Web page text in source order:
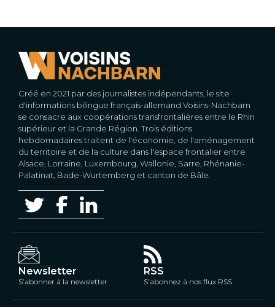
Créé en 2021 par des journalistes indépendants, le site
d'informations bilingue français-allemand Voisins-Nachbarn
se consacre aux coopérations transfrontalières entre le Rhin
supérieur et la Grande Région. Trois éditions
hebdomadaires traitent de l'économie, de l'aménagement
du territoire et de la culture dans l'espace frontalier entre
Alsace, Lorraine, Luxembourg, Wallonie, Sarre, Rhénanie-
Palatinat, Bade-Wurtemberg et canton de Bâle.
Newsletter
S’abonner à la newsletter
RSS
S’abonnez à nos flux RSS